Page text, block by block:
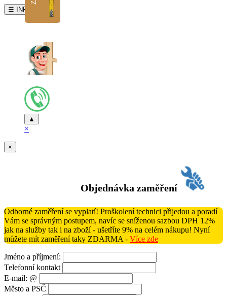
☰ INFO
▲
×
×
Objednávka zaměření
Odborné zaměření se vyplatí! Proškolení technici přijedou a poradí
Vám se správným postupem, navíc se sníženou sazbou DPH 12%
jak na služby tak i na zboží - ušetříte 9% na celém nákupu! Nyní
můžete mít zaměření taky ZDARMA - Více zde
Jméno a příjmení:
Telefonní kontakt
E-mail: @
Město a PSČ